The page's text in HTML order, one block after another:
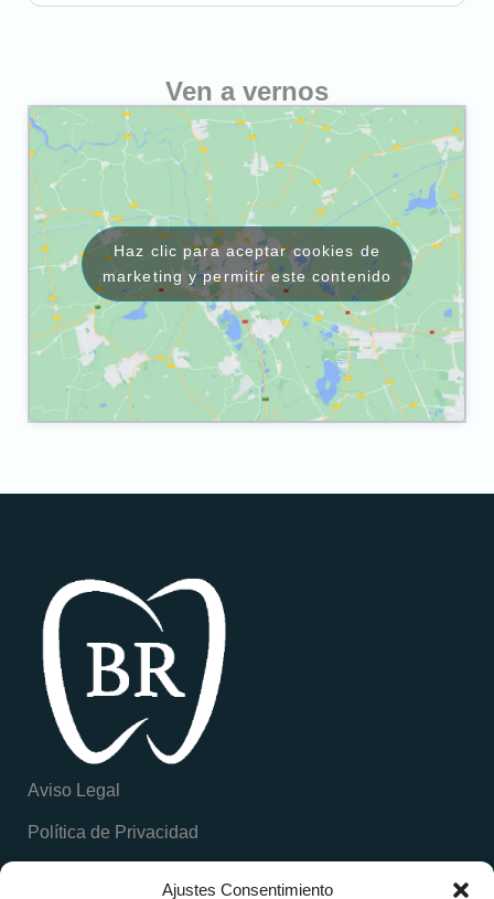
Ajustes Consentimiento
Ven a vernos
Haz clic para aceptar cookies de
marketing y permitir este contenido
Aviso Legal
Política de Privacidad